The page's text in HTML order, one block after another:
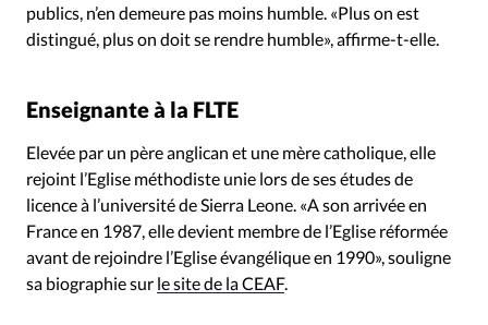
publics, n’en demeure pas moins humble. «Plus on est
distingué, plus on doit se rendre humble», affirme-t-elle.
Enseignante à la FLTE
Elevée par un père anglican et une mère catholique, elle
rejoint l’Eglise méthodiste unie lors de ses études de
licence à l’université de Sierra Leone. «A son arrivée en
France en 1987, elle devient membre de l’Eglise réformée
avant de rejoindre l’Eglise évangélique en 1990», souligne
sa biographie sur le site de la CEAF.